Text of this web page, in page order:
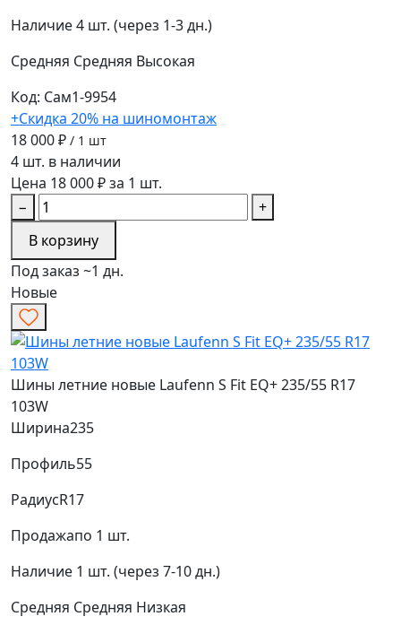
Наличие4 шт. (через 1-3 дн.)
Средняя Средняя Высокая
Код: Сам1-9954
+Скидка 20% на шиномонтаж
18 000 ₽ / 1 шт
4 шт. в наличии
Цена 18 000 ₽ за 1 шт.
−
+
В корзину
Под заказ ~1 дн.
Новые
Шины летние новые Laufenn S Fit EQ+ 235/55 R17
103W
Ширина235
Профиль55
РадиусR17
Продажапо 1 шт.
Наличие 1 шт. (через 7-10 дн.)
Средняя Средняя Низкая